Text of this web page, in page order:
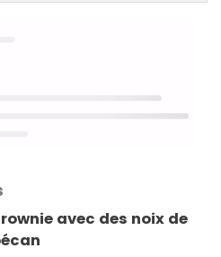
avec des noix de